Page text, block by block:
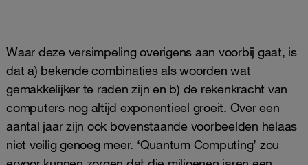
Waar deze versimpeling overigens aan voorbij gaat, is
dat a) bekende combinaties als woorden wat
gemakkelijker te raden zijn en b) de rekenkracht van
computers nog altijd exponentieel groeit. Over een
aantal jaar zijn ook bovenstaande voorbeelden helaas
niet veilig genoeg meer. ‘Quantum Computing’ zou